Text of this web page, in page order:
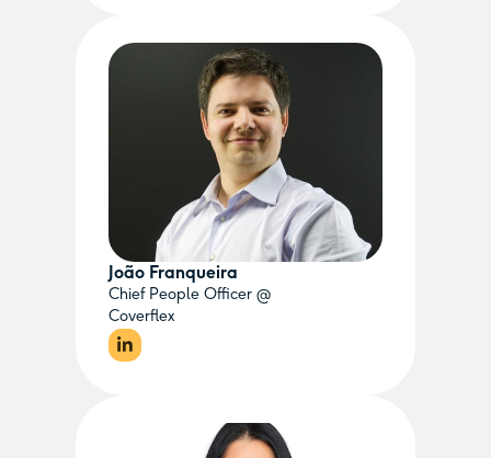
João Franqueira
Chief People Officer @
Coverflex